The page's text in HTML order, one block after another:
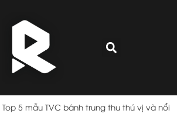
Top 5 mẫu TVC bánh trung thu thú vị và nổi